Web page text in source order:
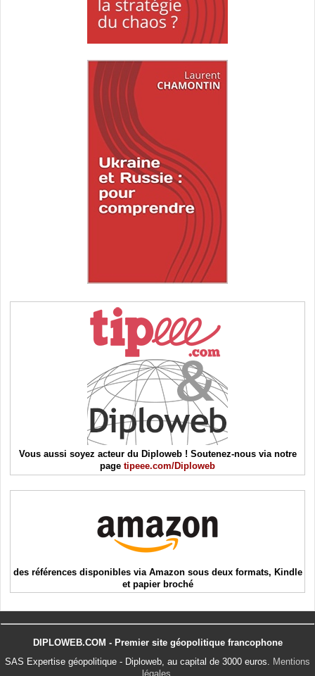
Vous aussi soyez acteur du Diploweb ! Soutenez-nous via notre
page tipeee.com/Diploweb
des références disponibles via Amazon sous deux formats, Kindle
et papier broché
DIPLOWEB.COM - Premier site géopolitique francophone
SAS Expertise géopolitique - Diploweb, au capital de 3000 euros. Mentions
légales